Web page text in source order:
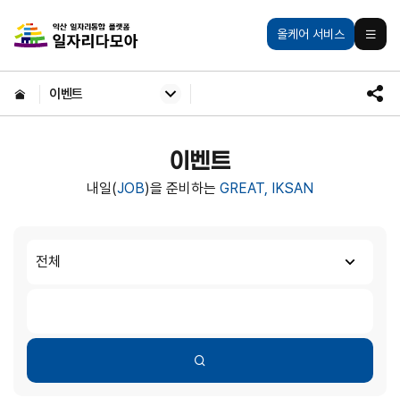
올케어 서비스 모바일
익산일자리통합플랫폼
HOME이벤트
SNS
이벤트
내일(JOB)을 준비하는 GREAT, IKSAN
검색